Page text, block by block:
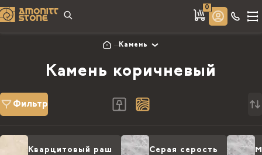
0
Камень
Камень коричневый
Фильтр
Кварцитовый раш Серая серость